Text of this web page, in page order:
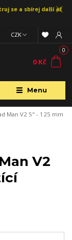
se a sbírej další až
Menu
CZK
0
0 Kč
Man V2 5" - 125 mm
V2